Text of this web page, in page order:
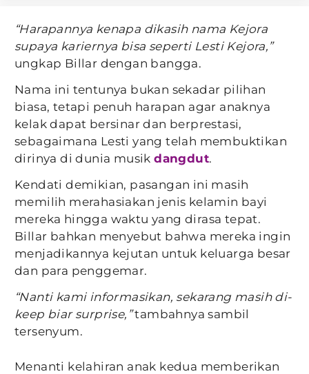
“Harapannya kenapa dikasih nama Kejora
supaya kariernya bisa seperti Lesti Kejora,”
ungkap Billar dengan bangga.
Nama ini tentunya bukan sekadar pilihan
biasa, tetapi penuh harapan agar anaknya
kelak dapat bersinar dan berprestasi,
sebagaimana Lesti yang telah membuktikan
dirinya di dunia musikdangdut.
Kendati demikian, pasangan ini masih
memilih merahasiakan jenis kelamin bayi
mereka hingga waktu yang dirasa tepat.
Billar bahkan menyebut bahwa mereka ingin
menjadikannya kejutan untuk keluarga besar
dan para penggemar.
“Nanti kami informasikan, sekarang masih di-
keep biar surprise,”tambahnya sambil
tersenyum.
Menanti kelahiran anak kedua memberikan